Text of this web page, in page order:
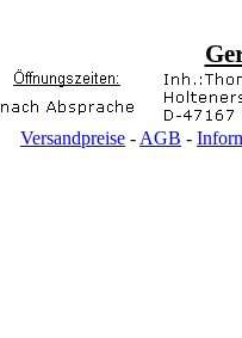
Versandpreise - AGB -